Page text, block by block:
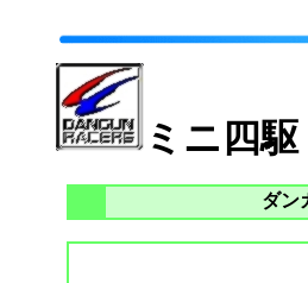
ミニ四
ダン